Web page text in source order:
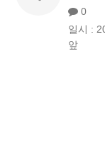
0
일시 :
앞